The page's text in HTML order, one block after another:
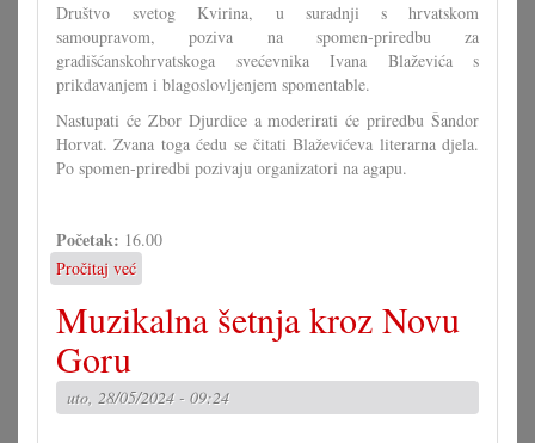
Društvo svetog Kvirina, u suradnji s hrvatskom
samoupravom, poziva na spomen-priredbu za
gradišćanskohrvatskoga svećevnika Ivana Blaževića s
prikdavanjem i blagoslovljenjem spomentable.
Nastupati će Zbor Djurdice a moderirati će priredbu Šandor
Horvat. Zvana toga ćedu se čitati Blaževićeva literarna djela.
Po spomen-priredbi pozivaju organizatori na agapu.
Početak: 16.00
Pročitaj već
Spomen-
priredba
za
Blaževića
Muzikalna šetnja kroz Novu
Goru
uto, 28/05/2024 - 09:24